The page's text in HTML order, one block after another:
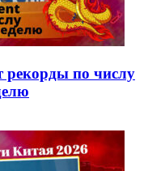
рекорды по числу